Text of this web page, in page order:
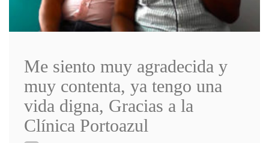
Me siento muy agradecida y
muy contenta, ya tengo una
vida digna, Gracias a la
Clínica Portoazul